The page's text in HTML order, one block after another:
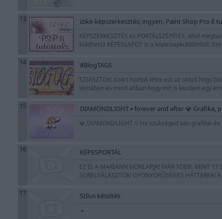
13 izike-képszerkesztés; ingyen, Paint Shop Pro 8
KÉPSZERKESZTÉS és PORTÁLSZÉPÍTÉS, ahol
küldhetsz KÉPESLAPOT is a képeslapküldőmből.
14 #BlogTAGS
SZIASZTOK! Azért hoztuk létre ezt az oldalt hogy
témában és mind abban hogy mit is kezdjen egy
15 DIΛMONDLIGHT ▪ forever and after 💎 Grafika,
💎 DIΛMONDLIGHT // Ha szükséged van grafikai
16 KÉPESPORTÁL
EZ IS A MARIANN HONLAPJA! MÁR TÖBB, MINT
SORELVÁLASZTÓK! GYÖNYÖRŰSÉGES
17 Stílus készítés
»